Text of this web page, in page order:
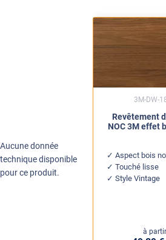
Aucune donnée
technique disponible
pour ce produit.
Revêtement
NOC 3M effet
Aspect bois
Touché lisse
Style Vintage
à
3M-DW-